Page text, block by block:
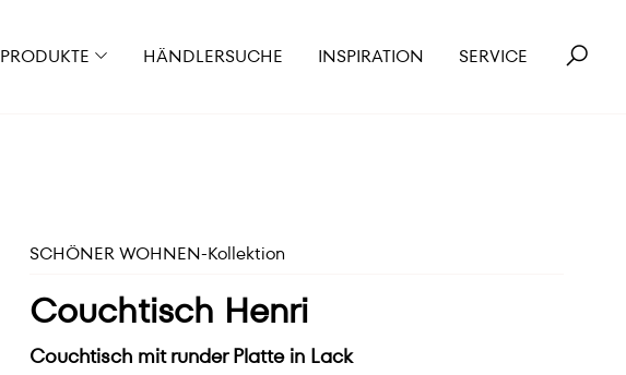
PRODUKTE HÄNDLERSUCHE INSPIRATION SERVICE
SCHÖNER WOHNEN-Kollektion
Couchtisch Henri
Couchtisch mit runder Platte in Lack